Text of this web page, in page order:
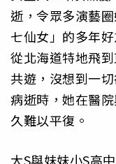
逝，令眾多演藝
七仙女」的多年
從北海道特地飛
共遊，沒想到一
病逝時，她在醫
久難以平復。
大S與妹妹小S高